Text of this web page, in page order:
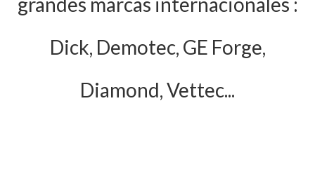
Dick, Demotec, GE Forge,
Diamond, Vettec...